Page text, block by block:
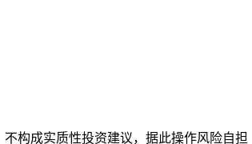
构成实质性投资建议，据此操作风险自担